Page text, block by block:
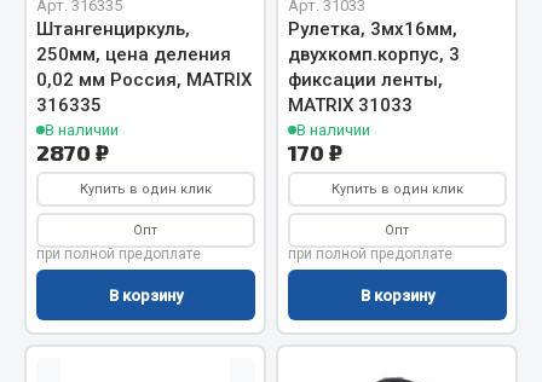
Весь раздел
Запчасти МАЗ
Система питания
Подвеска
Тормозная система
Двери
Окно ветровое
Двигатель
Арт. 316335
Штангенциркуль,
250мм, цена деления
0,02 мм Россия, MATRIX
316335
В наличии
2870 ₽
Купить в один клик
Опт
при полной предоплате
В корзину
Арт. 31033
Рулетка, 3мх16мм,
двухкомп.корпус, 3
фиксации ленты,
MATRIX 31033
В наличии
170 ₽
Купить в один клик
Опт
при полной предоплате
В корзину